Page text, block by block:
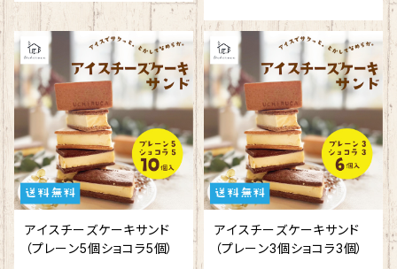
アイスチーズケーキサンド
（プレーン5個ショコラ5個）
アイスチーズケーキサンド
（プレーン3個ショコラ3個）